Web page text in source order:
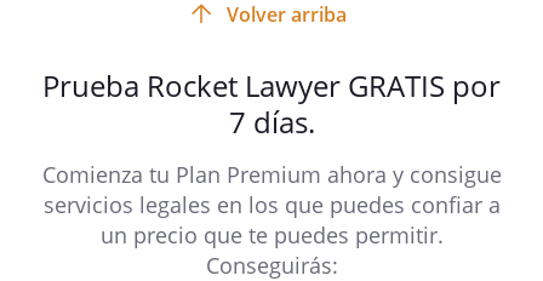
Volver arriba
Prueba Rocket Lawyer GRATIS por
7 días.
Comienza tu Plan Premium ahora y consigue
servicios legales en los que puedes confiar a
un precio que te puedes permitir.
Conseguirás: